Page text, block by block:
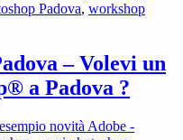
Padova, workshop
– Volevi un
a Padova ?